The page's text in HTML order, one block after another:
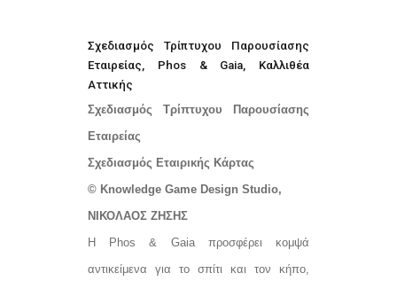
Σχεδιασμός Τρίπτυχου Παρουσίασης
Εταιρείας, Phos & Gaia, Καλλιθέα
Αττικής
Σχεδιασμός Τρίπτυχου Παρουσίασης
Εταιρείας
Σχεδιασμός Εταιρικής Κάρτας
© Knowledge Game Design Studio,
ΝΙΚΟΛΑΟΣ ΖΗΣΗΣ
Η Phos & Gaia προσφέρει κομψά
αντικείμενα για το σπίτι και τον κήπο,